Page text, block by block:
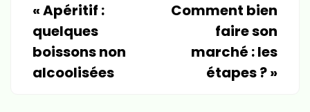
«Apéritif :
quelques
boissons non
alcoolisées
Comment bien
faire son
marché : les
étapes ?»